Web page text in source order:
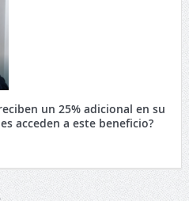
un 25% adicional en su
acceden a este beneficio?